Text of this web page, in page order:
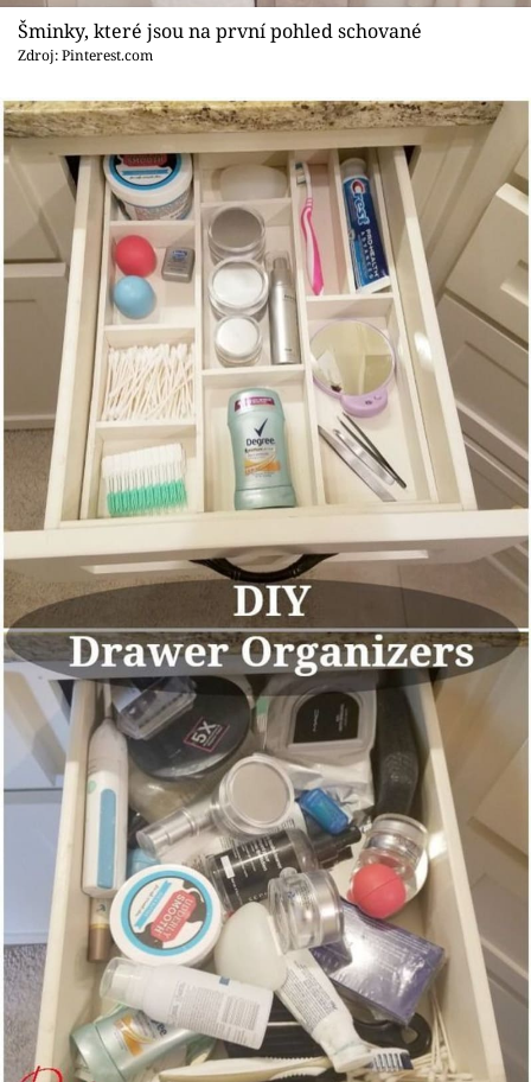
Sledujte nás
Šminky, které jsou na první pohled schované
Zdroj: Pinterest.com